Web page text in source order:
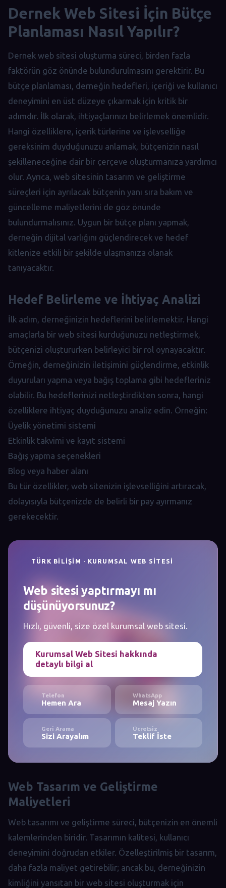
Dernek Web Sitesi İçin Bütçe
Planlaması Nasıl Yapılır?
Dernek web sitesi oluşturma süreci, birden fazla
faktörün göz önünde bulundurulmasını gerektirir. Bu
bütçe planlaması, derneğin hedefleri, içeriği ve kullanıcı
deneyimini en üst düzeye çıkarmak için kritik bir
adımdır. İlk olarak, ihtiyaçlarınızı belirlemek önemlidir.
Hangi özelliklere, içerik türlerine ve işlevselliğe
gereksinim duyduğunuzu anlamak, bütçenizin nasıl
şekilleneceğine dair bir çerçeve oluşturmanıza yardımcı
olur. Ayrıca, web sitesinin tasarım ve geliştirme
süreçleri için ayrılacak bütçenin yanı sıra bakım ve
güncelleme maliyetlerini de göz önünde
bulundurmalısınız. Uygun bir bütçe planı yapmak,
derneğin dijital varlığını güçlendirecek ve hedef
kitlenize etkili bir şekilde ulaşmanıza olanak
tanıyacaktır.
Hedef Belirleme ve İhtiyaç Analizi
İlk adım, derneğinizin hedeflerini belirlemektir. Hangi
amaçlarla bir web sitesi kurduğunuzu netleştirmek,
bütçenizi oluştururken belirleyici bir rol oynayacaktır.
Örneğin, derneğinizin iletişimini güçlendirme, etkinlik
duyuruları yapma veya bağış toplama gibi hedefleriniz
olabilir. Bu hedeflerinizi netleştirdikten sonra, hangi
özelliklere ihtiyaç duyduğunuzu analiz edin. Örneğin:
Üyelik yönetimi sistemi
Etkinlik takvimi ve kayıt sistemi
Bağış yapma seçenekleri
Blog veya haber alanı
Bu tür özellikler, web sitenizin işlevselliğini artıracak,
dolayısıyla bütçenizde de belirli bir pay ayırmanız
gerekecektir.
TÜRK BILIŞIM · KURUMSAL WEB SITESI
Web sitesi yaptırmayı mı
düşünüyorsunuz?
Hızlı, güvenli, size özel kurumsal web sitesi.
Kurumsal Web Sitesi hakkında
detaylı bilgi al
Telefon
Hemen Ara
WhatsApp
Mesaj Yazın
Geri Arama
Sizi Arayalım
Ücretsiz
Teklif İste
Web Tasarım ve Geliştirme
Maliyetleri
Web tasarımı ve geliştirme süreci, bütçenizin en önemli
kalemlerinden biridir. Tasarımın kalitesi, kullanıcı
deneyimini doğrudan etkiler. Özelleştirilmiş bir tasarım,
daha fazla maliyet getirebilir; ancak bu, derneğinizin
kimliğini yansıtan bir web sitesi oluşturmak için